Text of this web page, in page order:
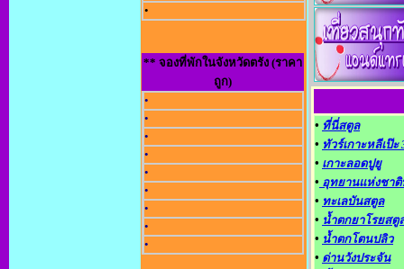
•
** จองที่พักในจังหวัดตรัง (ราคา
ถูก)
•
•
•
•
•
•
•
•
•
• ที่นี่สตูล
• ทัวร์เกาะหลีเป๊
• เกาะลอดปูยู
• อุทยานแห่งชาติ
• ทะเลบันสตูล
• น้ำตกยาโรยสตู
• น้ำตกโตนปลิว
• ด่านวังประจัน